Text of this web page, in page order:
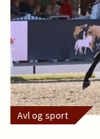
Avl og sport